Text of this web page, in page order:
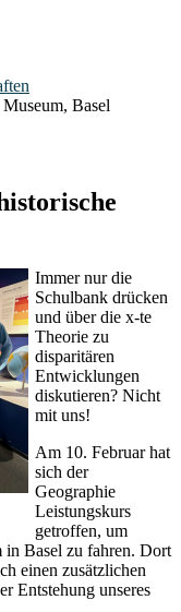
Basel
Immer nur die
Schulbank drücken
und über die x-te
Theorie zu
disparitären
Entwicklungen
diskutieren? Nicht
mit uns!
Am 10. Februar hat
sich der
Geographie
Leistungskurs
getroffen, um
in Basel zu fahren. Dort
einen zusätzlichen
Entstehung unseres